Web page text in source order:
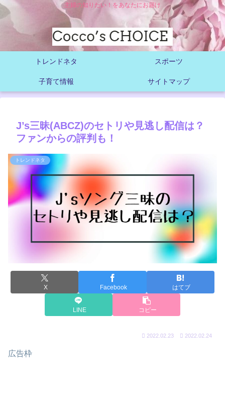
主婦の知りたい！をあなたにお届け
トレンドネタ スポーツ
子育て情報 サイトマップ
J’s三昧(ABCZ)のセトリや見逃し配信は？
ファンからの評判も！
トレンドネタ
X Facebook はてブ
LINE コピー
2022.02.23 2022.02.24
広告枠